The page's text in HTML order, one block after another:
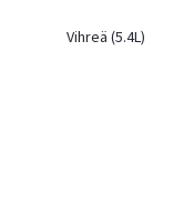
Vihreä (5.4L)